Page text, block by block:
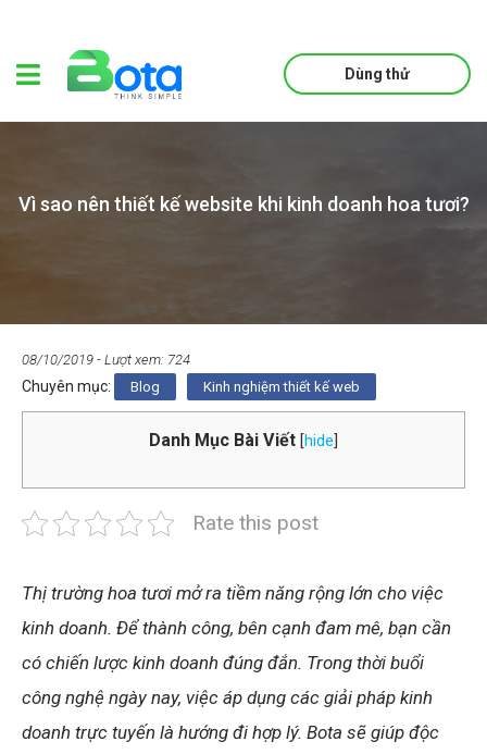
Dùng thử
Vì sao nên thiết kế website khi kinh doanh hoa tươi?
08/10/2019 - Lượt xem: 724
Chuyên mục: Blog Kinh nghiệm thiết kế web
Danh Mục Bài Viết [hide
Rate this post
Thị trường hoa tươi mở ra tiềm năng rộng lớn cho việc
kinh doanh. Để thành công, bên cạnh đam mê, bạn cần
có chiến lược kinh doanh đúng đắn. Trong thời buổi
công nghệ ngày nay, việc áp dụng các giải pháp kinh
doanh trực tuyến là hướng đi hợp lý. Bota sẽ giúp độc